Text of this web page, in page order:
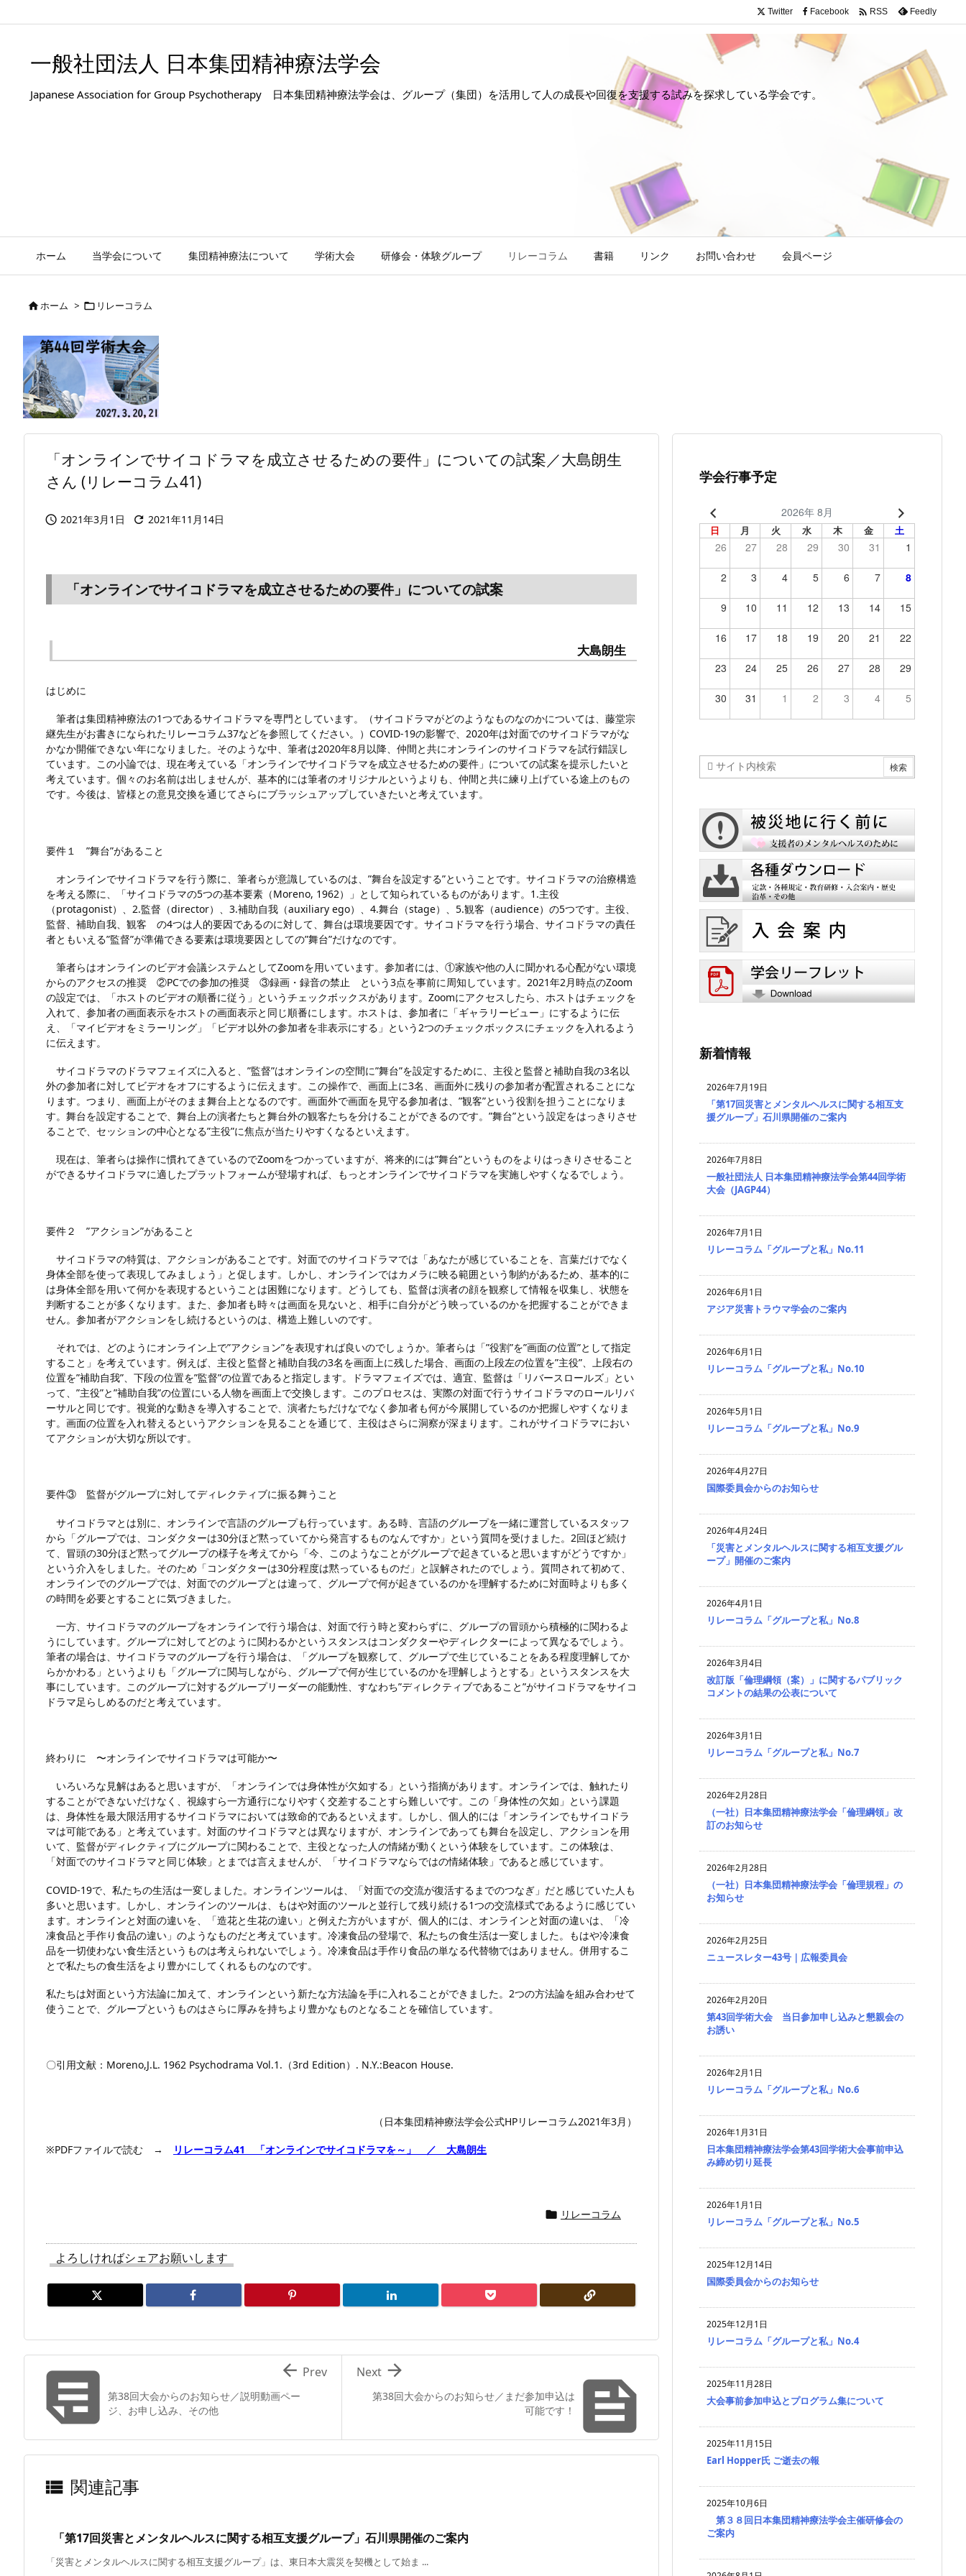
一般社団法人 日本集団精神療法学会
Japanese Association for Group Psychotherapy 日本集団精神療法学会は、グループ（集団）を活用して人の成長や回復を支援する試みを探求している学会です。
ホーム 当学会について 集団精神療法について 学術大会 研修会・体験グループ リレーコラム 書籍 リンク お問い合わせ 会員ページ
Twitter Facebook  RSS Feedly
ホーム >  リレーコラム
「オンラインでサイコドラマを成立させるための要件」についての試案／大島朗生
さん (リレーコラム41)
 2021年3月1日  2021年11月14日
「オンラインでサイコドラマを成立させるための要件」についての試案
大島朗生
はじめに
筆者は集団精神療法の1つであるサイコドラマを専門としています。（サイコドラマがどのようなものなのかについては、藤堂宗
継先生がお書きになられたリレーコラム37などを参照してください。）COVID-19の影響で、2020年は対面でのサイコドラマがな
かなか開催できない年になりました。そのような中、筆者は2020年8月以降、仲間と共にオンラインのサイコドラマを試行錯誤し
ています。この小論では、現在考えている「オンラインでサイコドラマを成立させるための要件」についての試案を提示したいと
考えています。個々のお名前は出しませんが、基本的には筆者のオリジナルというよりも、仲間と共に練り上げている途上のもの
です。今後は、皆様との意見交換を通じてさらにブラッシュアップしていきたいと考えています。
要件１ ”舞台”があること
オンラインでサイコドラマを行う際に、筆者らが意識しているのは、”舞台を設定する”ということです。サイコドラマの治療構造
を考える際に、「サイコドラマの5つの基本要素（Moreno, 1962）」として知られているものがあります。1.主役
（protagonist）、2.監督（director）、3.補助自我（auxiliary ego）、4.舞台（stage）、5.観客（audience）の5つです。主役、
監督、補助自我、観客 の4つは人的要因であるのに対して、舞台は環境要因です。サイコドラマを行う場合、サイコドラマの責任
者ともいえる”監督”が準備できる要素は環境要因としての”舞台”だけなのです。
筆者らはオンラインのビデオ会議システムとしてZoomを用いています。参加者には、①家族や他の人に聞かれる心配がない環境
からのアクセスの推奨 ②PCでの参加の推奨 ③録画・録音の禁止 という3点を事前に周知しています。2021年2月時点のZoom
の設定では、「ホストのビデオの順番に従う」というチェックボックスがあります。Zoomにアクセスしたら、ホストはチェックを
入れて、参加者の画面表示をホストの画面表示と同じ順番にします。ホストは、参加者に「ギャラリービュー」にするように伝
え、「マイビデオをミラーリング」「ビデオ以外の参加者を非表示にする」という2つのチェックボックスにチェックを入れるよう
に伝えます。
サイコドラマのドラマフェイズに入ると、”監督”はオンラインの空間に”舞台”を設定するために、主役と監督と補助自我の3名以
外の参加者に対してビデオをオフにするように伝えます。この操作で、画面上に3名、画面外に残りの参加者が配置されることにな
ります。つまり、画面上がそのまま舞台上となるのです。画面外で画面を見守る参加者は、”観客”という役割を担うことになりま
す。舞台を設定することで、舞台上の演者たちと舞台外の観客たちを分けることができるのです。”舞台”という設定をはっきりさせ
ることで、セッションの中心となる”主役”に焦点が当たりやすくなるといえます。
現在は、筆者らは操作に慣れてきているのでZoomをつかっていますが、将来的には”舞台”というものをよりはっきりさせること
ができるサイコドラマに適したプラットフォームが登場すれば、もっとオンラインでサイコドラマを実施しやすくなるでしょう。
要件２ ”アクション”があること
サイコドラマの特質は、アクションがあることです。対面でのサイコドラマでは「あなたが感じていることを、言葉だけでなく
身体全部を使って表現してみましょう」と促します。しかし、オンラインではカメラに映る範囲という制約があるため、基本的に
は身体全部を用いて何かを表現するということは困難になります。どうしても、監督は演者の顔を観察して情報を収集し、状態を
判断することが多くなります。また、参加者も時々は画面を見ないと、相手に自分がどう映っているのかを把握することができま
せん。参加者がアクションをし続けるというのは、構造上難しいのです。
それでは、どのようにオンライン上で”アクション”を表現すれば良いのでしょうか。筆者らは「”役割”を”画面の位置”として指定
すること」を考えています。例えば、主役と監督と補助自我の3名を画面上に残した場合、画面の上段左の位置を”主役”、上段右の
位置を”補助自我”、下段の位置を”監督”の位置であると指定します。ドラマフェイズでは、適宜、監督は「リバースロールズ」とい
って、”主役”と”補助自我”の位置にいる人物を画面上で交換します。このプロセスは、実際の対面で行うサイコドラマのロールリバ
ーサルと同じです。視覚的な動きを導入することで、演者たちだけなでなく参加者も何が今展開しているのか把握しやすくなりま
す。画面の位置を入れ替えるというアクションを見ることを通じて、主役はさらに洞察が深まります。これがサイコドラマにおい
てアクションが大切な所以です。
要件③ 監督がグループに対してディレクティブに振る舞うこと
サイコドラマとは別に、オンラインで言語のグループも行っています。ある時、言語のグループを一緒に運営しているスタッフ
から「グループでは、コンダクターは30分ほど黙っていてから発言するものなんですか」という質問を受けました。2回ほど続け
て、冒頭の30分ほど黙ってグループの様子を考えてから「今、このようなことがグループで起きていると思いますがどうですか」
という介入をしました。そのため「コンダクターは30分程度は黙っているものだ」と誤解されたのでしょう。質問されて初めて、
オンラインでのグループでは、対面でのグループとは違って、グループで何が起きているのかを理解するために対面時よりも多く
の時間を必要とすることに気づきました。
一方、サイコドラマのグループをオンラインで行う場合は、対面で行う時と変わらずに、グループの冒頭から積極的に関わるよ
うにしています。グループに対してどのように関わるかというスタンスはコンダクターやディレクターによって異なるでしょう。
筆者の場合は、サイコドラマのグループを行う場合は、「グループを観察して、グループで生じていることをある程度理解してか
らかかわる」というよりも「グループに関与しながら、グループで何が生じているのかを理解しようとする」というスタンスを大
事にしています。このグループに対するグループリーダーの能動性、すなわち”ディレクティブであること”がサイコドラマをサイコ
ドラマ足らしめるのだと考えています。
終わりに 〜オンラインでサイコドラマは可能か〜
いろいろな見解はあると思いますが、「オンラインでは身体性が欠如する」という指摘があります。オンラインでは、触れたり
することができないだけなく、視線すら一方通行になりやすく交差することすら難しいです。この「身体性の欠如」という課題
は、身体性を最大限活用するサイコドラマにおいては致命的であるといえます。しかし、個人的には「オンラインでもサイコドラ
マは可能である」と考えています。対面のサイコドラマとは異なりますが、オンラインであっても舞台を設定し、アクションを用
いて、監督がディレクティブにグループに関わることで、主役となった人の情緒が動くという体験をしています。この体験は、
「対面でのサイコドラマと同じ体験」とまでは言えませんが、「サイコドラマならではの情緒体験」であると感じています。
COVID-19で、私たちの生活は一変しました。オンラインツールは、「対面での交流が復活するまでのつなぎ」だと感じていた人も
多いと思います。しかし、オンラインのツールは、もはや対面のツールと並行して残り続ける1つの交流様式であるように感じてい
ます。オンラインと対面の違いを、「造花と生花の違い」と例えた方がいますが、個人的には、オンラインと対面の違いは、「冷
凍食品と手作り食品の違い」のようなものだと考えています。冷凍食品の登場で、私たちの食生活は一変しました。もはや冷凍食
品を一切使わない食生活というものは考えられないでしょう。冷凍食品は手作り食品の単なる代替物ではありません。併用するこ
とで私たちの食生活をより豊かにしてくれるものなのです。
私たちは対面という方法論に加えて、オンラインという新たな方法論を手に入れることができました。2つの方法論を組み合わせて
使うことで、グループというものはさらに厚みを持ちより豊かなものとなることを確信しています。
〇引用文献：Moreno,J.L. 1962 Psychodrama Vol.1.（3rd Edition）. N.Y.:Beacon House.
（日本集団精神療法学会公式HPリレーコラム2021年3月）
※PDFファイルで読む → リレーコラム41 「オンラインでサイコドラマを～」 ／ 大島朗生
 リレーコラム
よろしければシェアお願いします

第38回大会からのお知らせ／まだ参加申込は
可能です！

Next
第38回大会からのお知らせ／説明動画ペー
ジ、お申し込み、その他
 Prev
 関連記事
「第17回災害とメンタルヘルスに関する相互支援グループ」石川県開催のご案内
「災害とメンタルヘルスに関する相互支援グループ」は、東日本大震災を契機として始ま ...
学会行事予定
2026年 8月
日 月 火 水 木 金 土
26 27 28 29 30 31 1
2 3 4 5 6 7 8
9 10 11 12 13 14 15
16 17 18 19 20 21 22
23 24 25 26 27 28 29
30 31 1 2 3 4 5
新着情報
2026年7月19日
「第17回災害とメンタルヘルスに関する相互支
援グループ」石川県開催のご案内
2026年7月8日
一般社団法人 日本集団精神療法学会第44回学術
大会（JAGP44）
2026年7月1日
リレーコラム「グループと私」No.11
2026年6月1日
アジア災害トラウマ学会のご案内
2026年6月1日
リレーコラム「グループと私」No.10
2026年5月1日
リレーコラム「グループと私」No.9
2026年4月27日
国際委員会からのお知らせ
2026年4月24日
「災害とメンタルヘルスに関する相互支援グル
ープ」開催のご案内
2026年4月1日
リレーコラム「グループと私」No.8
2026年3月4日
改訂版「倫理綱領（案）」に関するパブリック
コメントの結果の公表について
2026年3月1日
リレーコラム「グループと私」No.7
2026年2月28日
（一社）日本集団精神療法学会「倫理綱領」改
訂のお知らせ
2026年2月28日
（一社）日本集団精神療法学会「倫理規程」の
お知らせ
2026年2月25日
ニュースレター43号｜広報委員会
2026年2月20日
第43回学術大会 当日参加申し込みと懇親会の
お誘い
2026年2月1日
リレーコラム「グループと私」No.6
2026年1月31日
日本集団精神療法学会第43回学術大会事前申込
み締め切り延長
2026年1月1日
リレーコラム「グループと私」No.5
2025年12月14日
国際委員会からのお知らせ
2025年12月1日
リレーコラム「グループと私」No.4
2025年11月28日
大会事前参加申込とプログラム集について
2025年11月15日
Earl Hopper氏 ご逝去の報
2025年10月6日
第３８回日本集団精神療法学会主催研修会の
ご案内